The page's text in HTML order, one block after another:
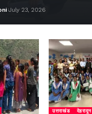
July 23, 2026
उत्तराखंड देहरादून